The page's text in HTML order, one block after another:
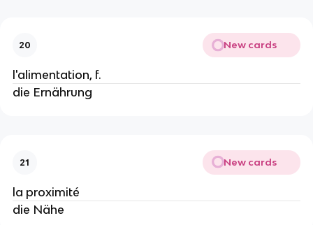
20 New cards
l'alimentation, f.
die Ernährung
21 New cards
la proximité
die Nähe